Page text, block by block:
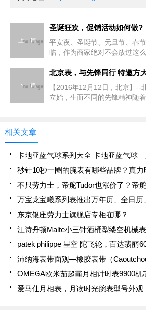
上一篇
圣诞狂欢，促销活动如何做?
平安夜、圣诞节、元旦节、春
临，作为商家绝对不会放过这
做?深圳TVG礼品手表生产厂家
下一篇
【2016年12月12日，北京】--
立始，生而不同的先锋精神随
相关文章
卡地亚蓝气球系列大全 卡地亚蓝气球
不只劳力士，帝舵Tudor也涨价了？帝
东京银座劳力士旗舰店专柜在哪？
江诗丹顿Malte小三针酒桶型缕空机械
patek philippe 星空 陀飞轮，百达翡丽
沛纳海表带面观—橡胶表带（
OMEGA欧米茄超霸月相计时表9900机
爱马仕月相表，月读时光腕表型号外观